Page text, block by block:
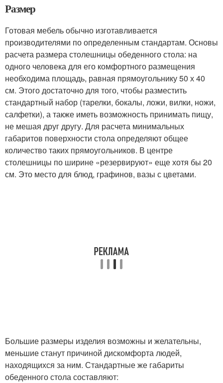
Размер
Готовая мебель обычно изготавливается
производителями по определенным стандартам. Основы
расчета размера столешницы обеденного стола: на
одного человека для его комфортного размещения
необходима площадь, равная прямоугольнику 50 х 40
см. Этого достаточно для того, чтобы разместить
стандартный набор (тарелки, бокалы, ложи, вилки, ножи,
салфетки), а также иметь возможность принимать пищу,
не мешая друг другу. Для расчета минимальных
габаритов поверхности стола определяют общее
количество таких прямоугольников. В центре
столешницы по ширине «резервируют» еще хотя бы 20
см. Это место для блюд, графинов, вазы с цветами.
Большие размеры изделия возможны и желательны,
меньшие станут причиной дискомфорта людей,
находящихся за ним. Стандартные же габариты
обеденного стола составляют: